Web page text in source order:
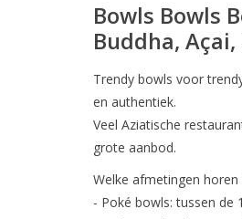
Bowls Bowls
Buddha,
Trendy bowls voor
en authentiek.
Veel Aziatische
grote aanbod.
Welke afmetingen
- Poké bowls: tussen de